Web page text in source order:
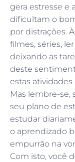
gera estresse e
dificultam o
por distrações.
filmes, séries,
deixando as
deste
estas atividades
Mas lembre-
seu plano de
estudar
o aprendizado
empurrão na
Com isto, você